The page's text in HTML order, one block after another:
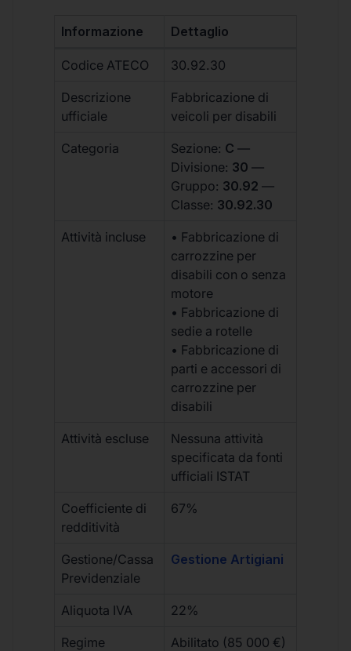
Informazione Dettaglio
Codice ATECO 30.92.30
Descrizione
ufficiale
Fabbricazione di
veicoli per disabili
Categoria Sezione: C —
Divisione: 30 —
Gruppo: 30.92 —
Classe: 30.92.30
Attività incluse
• Fabbricazione di
carrozzine per
disabili con o senza
motore
• Fabbricazione di
sedie a rotelle
• Fabbricazione di
parti e accessori di
carrozzine per
disabili
Attività escluse
Nessuna attività
specificata da fonti
ufficiali ISTAT
Coefficiente di
redditività
67%
Gestione/Cassa
Previdenziale
Gestione Artigiani
Aliquota IVA 22%
Regime
Abilitato (85 000 €)